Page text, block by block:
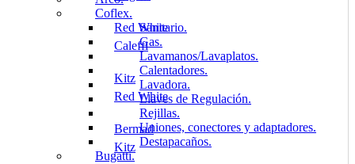
Caleffi
Red White
Kitz
Red White
Kitz
Bermad
Coflex.
Sanitario.
Gas.
Lavamanos/Lavaplatos.
Calentadores.
Lavadora.
Llaves de Regulación.
Rejillas.
Uniones, conectores y adaptadores.
Destapacaños.
Bugatti.